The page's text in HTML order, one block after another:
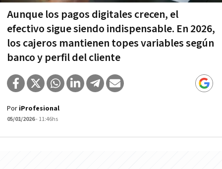
Aunque los pagos digitales crecen, el
efectivo sigue siendo indispensable. En 2026,
los cajeros mantienen topes variables según
banco y perfil del cliente
Por iProfesional
05/01/2026- 11:46hs